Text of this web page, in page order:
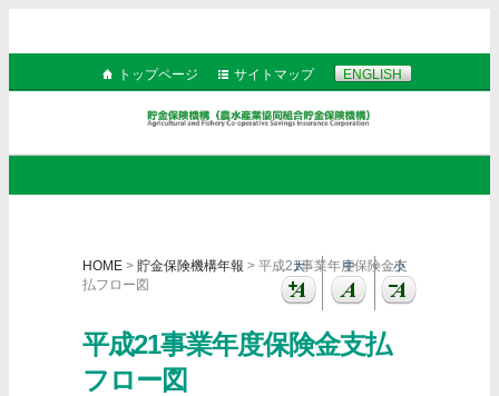
トップページ サイトマップ ENGLISH
HOME > 貯金保険機構年報 > 平成21事業年度保険金支
払フロー図
平成21事業年度保険金支払
フロー図
大 中 小